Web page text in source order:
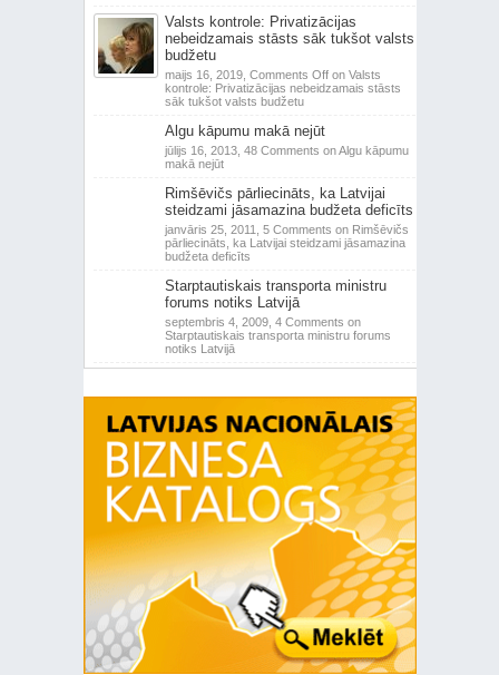
Valsts kontrole: Privatizācijas
nebeidzamais stāsts sāk tukšot valsts
budžetu
maijs 16, 2019, Comments Offon Valsts
kontrole: Privatizācijas nebeidzamais stāsts
sāk tukšot valsts budžetu
Algu kāpumu makā nejūt
jūlijs 16, 2013, 48 Comments on Algu kāpumu
makā nejūt
Rimšēvičs pārliecināts, ka Latvijai
steidzami jāsamazina budžeta deficīts
janvāris 25, 2011, 5 Comments on Rimšēvičs
pārliecināts, ka Latvijai steidzami jāsamazina
budžeta deficīts
Starptautiskais transporta ministru
forums notiks Latvijā
septembris 4, 2009, 4 Comments on
Starptautiskais transporta ministru forums
notiks Latvijā